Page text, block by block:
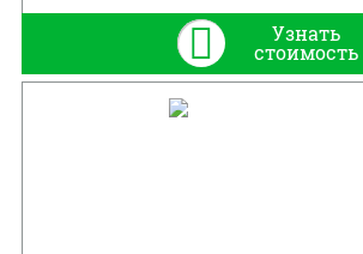
Узнать
стоимость